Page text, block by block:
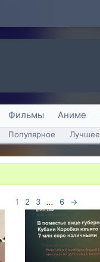
Фильмы Аниме
Популярное Лучшее
1 2 3 ... 6 →